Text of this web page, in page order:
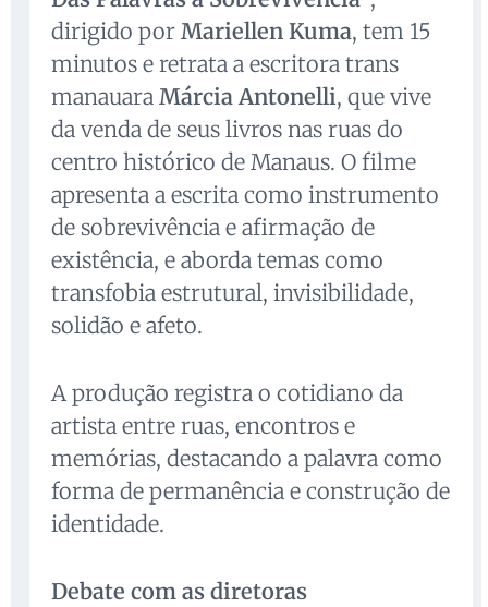
dirigido por Mariellen Kuma, tem 15
minutos e retrata a escritora trans
manauara Márcia Antonelli, que vive
da venda de seus livros nas ruas do
centro histórico de Manaus. O filme
apresenta a escrita como instrumento
de sobrevivência e afirmação de
existência, e aborda temas como
transfobia estrutural, invisibilidade,
solidão e afeto.
A produção registra o cotidiano da
artista entre ruas, encontros e
memórias, destacando a palavra como
forma de permanência e construção de
identidade.
Debate com as diretoras